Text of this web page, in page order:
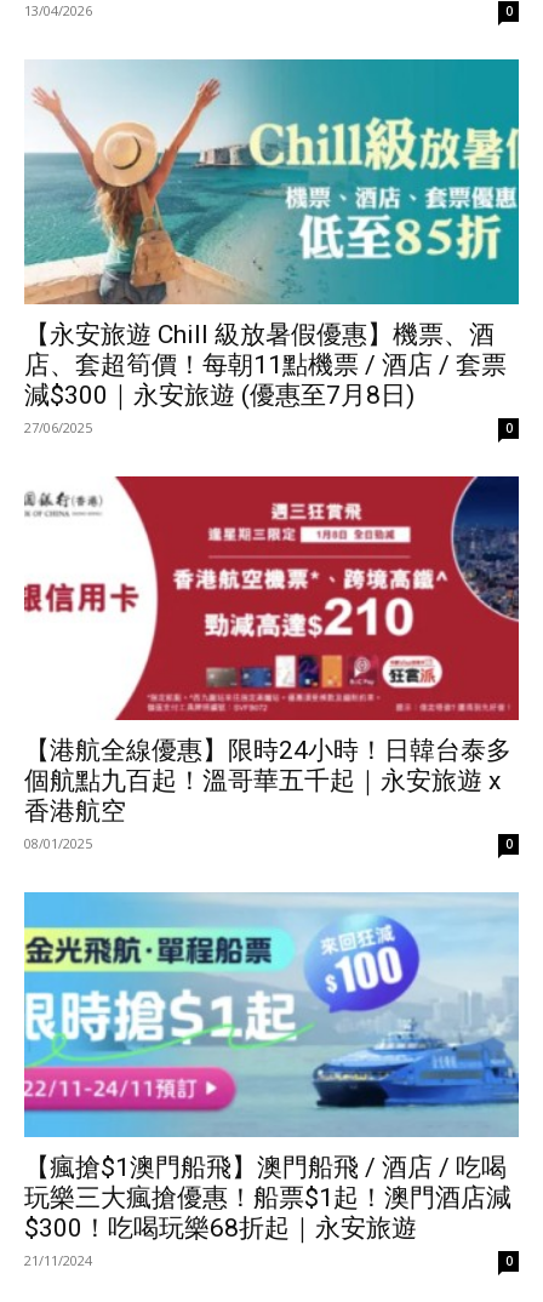
13/04/2026 0
【永安旅遊 Chill 級放暑假優惠】機票、酒
店、套超筍價！每朝11點機票 / 酒店 / 套票
減$300｜永安旅遊 (優惠至7月8日)
27/06/2025 0
【港航全線優惠】限時24小時！日韓台泰多
個航點九百起！溫哥華五千起｜永安旅遊 x
香港航空
08/01/2025 0
【瘋搶$1澳門船飛】澳門船飛 / 酒店 / 吃喝
玩樂三大瘋搶優惠！船票$1起！澳門酒店減
$300！吃喝玩樂68折起｜永安旅遊
21/11/2024 0